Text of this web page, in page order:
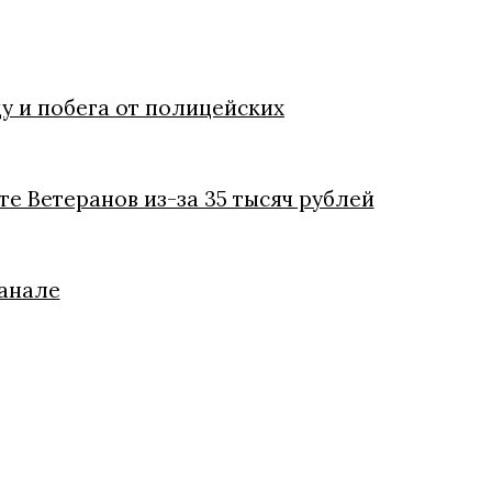
и побега от полицейских
Ветеранов из-за 35 тысяч рублей